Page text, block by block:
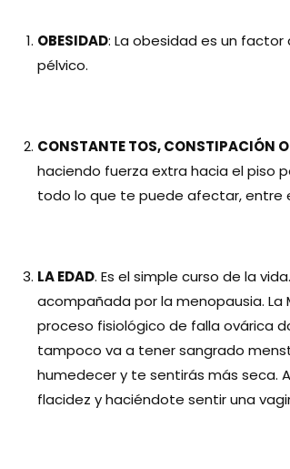
OBESIDAD: La obesidad es un
pélvico.
CONSTANTE TOS, CONSTIPACIÓN
haciendo fuerza extra hacia el piso
todo lo que te puede afectar, entre
LA EDAD. Es el simple curso de la
acompañada por la menopausia.
proceso fisiológico de falla ovárica
tampoco va a tener sangrado
humedecer y te sentirás más seca.
flacidez y haciéndote sentir una